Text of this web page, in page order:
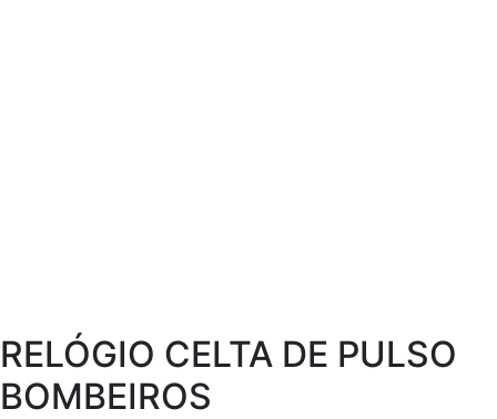
RELÓGIO CELTA DE PULSO
BOMBEIROS